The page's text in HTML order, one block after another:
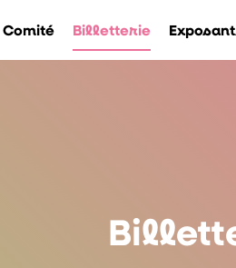
Comité Billetterie